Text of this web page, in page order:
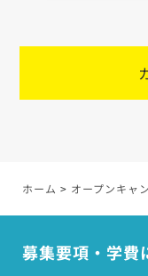
ホーム > オープンキャ
募集要項・学費